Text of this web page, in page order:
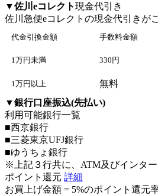
▼佐川eコレクト現金代引き
佐川急便eコレクト の現金代引きが
代金引換金額 手数料金額
1万円未満 330円
1万円以上
無料
▼銀行口座振込(先払い)
利用可能銀行一覧
■西京銀行
■三菱東京UFJ銀行
■ゆうちょ銀行
※上記３行共に、ATM及びインタ
ポイント還元 詳細
お買上げ金額 = 5%のポイント還元